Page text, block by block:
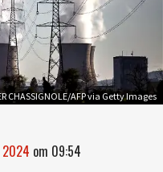
CHASSIGNOLE/AFP via Getty Images
2024 om 09:54